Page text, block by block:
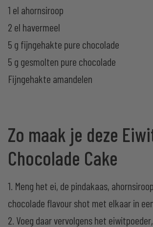
1 el ahornsiroop
2 el havermeel
5 g fijngehakte pure chocolade
5 g gesmolten pure chocolade
Fijngehakte amandelen
Zo maak je deze
Chocolade Cake
1. Meng het ei, de pindakaas,
chocolade flavour shot met elkaar in
2. Voeg daar vervolgens het